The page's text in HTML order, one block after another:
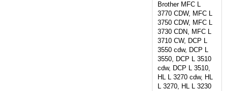
Brother MFC L
3770 CDW, MFC L
3750 CDW, MFC L
3730 CDN, MFC L
3710 CW, DCP L
3550 cdw, DCP L
3550, DCP L 3510
cdw, DCP L 3510,
HL L 3270 cdw, HL
L 3270, HL L 3230